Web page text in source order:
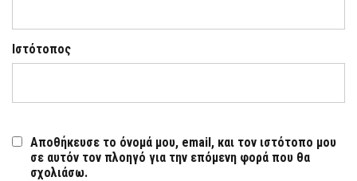
Ιστότοπος
Αποθήκευσε το όνομά μου, email, και τον ιστότοπο μου
σε αυτόν τον πλοηγό για την επόμενη φορά που θα
σχολιάσω.